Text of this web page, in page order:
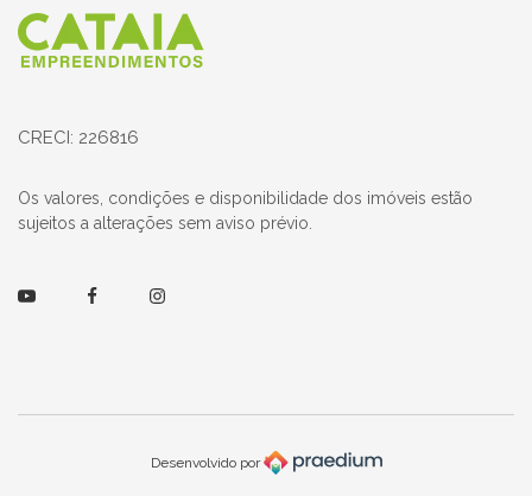
Página inicial
CRECI: 226816
Os valores, condições e disponibilidade dos imóveis estão
sujeitos a alterações sem aviso prévio.
YoutubeFacebookInstagram
Desenvolvido por